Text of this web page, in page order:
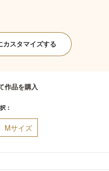
カスタマイズする
作品を購入
：
Mサイズ